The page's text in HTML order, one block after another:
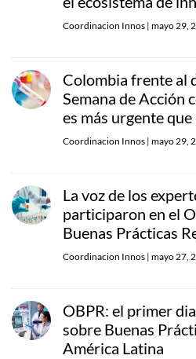
Coordinacion Innos | mayo 29,
Colombia frente al
Semana de Acción
es más urgente que
Coordinacion Innos | mayo 29,
La voz de los
participaron en el
Buenas Prácticas
Coordinacion Innos | mayo 27,
OBPR: el primer
sobre Buenas
América Latina